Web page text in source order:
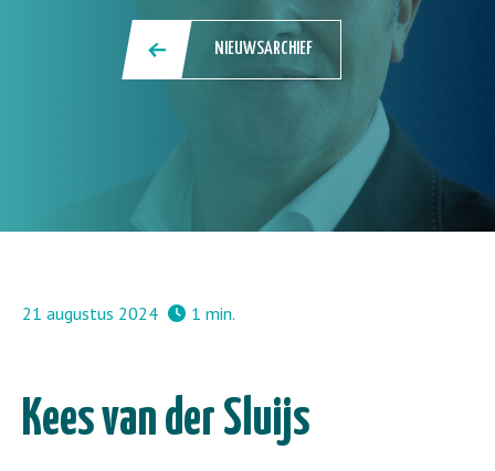
NIEUWSARCHIEF
21 augustus 2024 1 min.
Kees van der Sluijs